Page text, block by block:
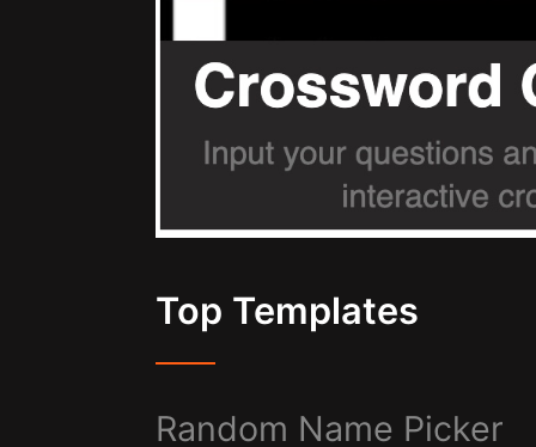
Top Templates
Random Name Picker